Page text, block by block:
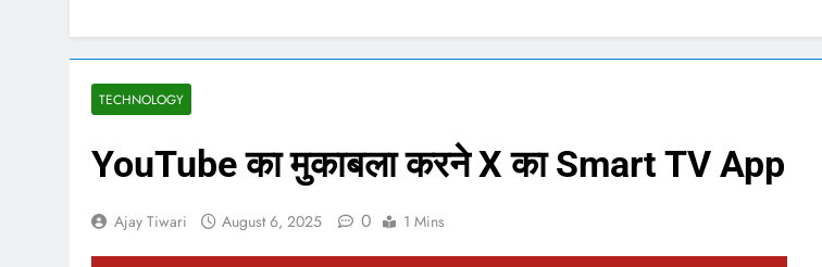
August 6, 2026
August 6, 2026
6 अगस्त 2026 : सोने-चांदी की कीमतों में जबरदस्त तेजी, जानिए आपके
TECHNOLOGY
YouTube का मुकाबला करने X का Smart TV App
Ajay Tiwari August 6, 2025 0 1 Mins